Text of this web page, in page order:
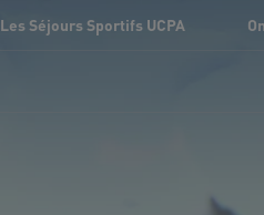
Les Séjours Sportifs UCPA